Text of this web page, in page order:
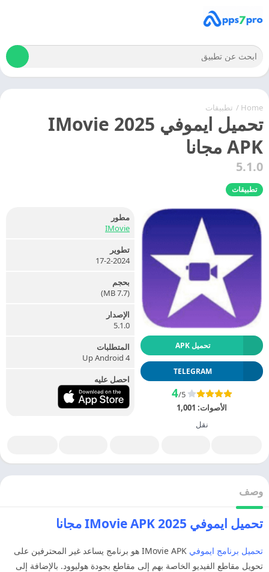
Home
/ تطبيقات
تحميل ايموفي 2025 IMovie
APK مجانا
5.1.0
تطبيقات
تحميل APK
TELEGRAM
4/5
الأصوات: 1,001
نقل
مطور
IMovie
تطوير
17-2-2024
بحجم
(7.7 MB)
الإصدار
5.1.0
المتطلبات
Up Android 4
احصل عليه
وصف
تحميل ايموفي 2025 IMovie APK مجانا
تحميل برنامج ايموفي
IMovie APK هو برنامج يساعد غير المحترفين على
تحويل مقاطع الفيديو الخاصة بهم إلى مقاطع بجودة هوليوود. بالإضافة إلى